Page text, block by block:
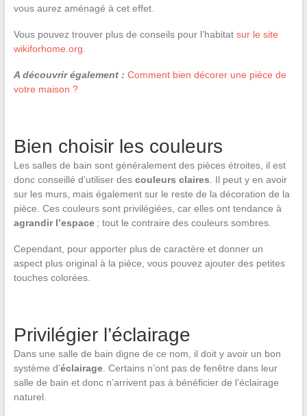
vous aurez aménagé à cet effet.
Vous pouvez trouver plus de conseils pour l’habitat sur le site
wikiforhome.org
A découvrir également : Comment bien décorer une pièce de
votre maison ?
Bien choisir les couleurs
Les salles de bain sont généralement des pièces étroites, il est
donc conseillé d’utiliser des couleurs claires . Il peut y en avoir
sur les murs, mais également sur le reste de la décoration de la
pièce. Ces couleurs sont privilégiées, car elles ont tendance à
agrandir l’espace ; tout le contraire des couleurs sombres.
Cependant, pour apporter plus de caractère et donner un
aspect plus original à la pièce, vous pouvez ajouter des petites
touches colorées.
Privilégier l’éclairage
Dans une salle de bain digne de ce nom, il doit y avoir un bon
système d’éclairage. Certains n’ont pas de fenêtre dans leur
salle de bain et donc n’arrivent pas à bénéficier de l’éclairage
naturel.